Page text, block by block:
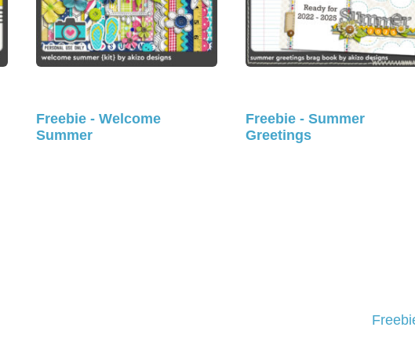
Freebie - Welcome
Summer
Freebie - Summer
Greetings